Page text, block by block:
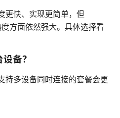
更快、实现更简单，但
方面依然强大。具体选择看
备？
持多设备同时连接的套餐会更